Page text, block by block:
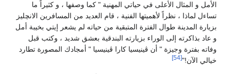
الأمل و المثال الأعلى في حياتي المهنية " كما وصفها ، و كثيراً ما
تساءل لماذا ، نظراً لأهميتها الفنية ، قام العديد من المسافرين الانچليز
بزيارة المدينة طوال الفترة المتبقية من حياته لم يشعر إيتي بخيبة أمل
و عاد بذاكرته إلى الوراء بزيارته البندقية بعشق شديد ، وكتب قبل
وفاته بفترة وجيزة " أن ڤينيسيا كارا ڤينيسيا " أمجادك المصورة تطارد
خيالي الآن!"[54]